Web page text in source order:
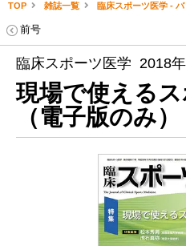
TOP 雑誌一覧 臨床スポーツ医学 -
前号
臨床スポーツ医学 2018
現場で使える
（電子版のみ）